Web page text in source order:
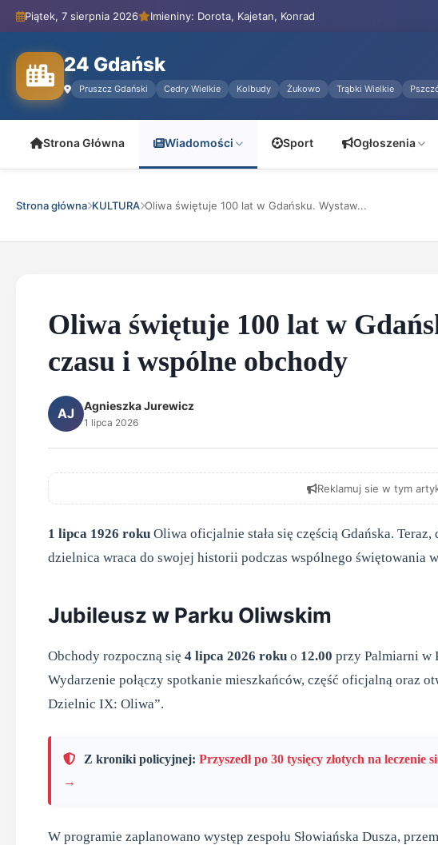
Piątek, 7 sierpnia 2026 Imieniny: Dorota, Kajetan, Konrad
24 Gdańsk
Pruszcz Gdański Cedry Wielkie Kolbudy Żukowo Trąbki Wielkie
Strona Główna Wiadomości Sport Ogłoszenia
Strona główna KULTURA Oliwa świętuje 100 lat w Gdańsku. Wystaw...
Oliwa świętuje 100 lat w
czasu i wspólne obchody
AJ Agnieszka Jurewicz
1 lipca 2026
Reklamuj sie w tym
1 lipca 1926 roku Oliwa oficjalnie stała się częścią Gdańska.
dzielnica wraca do swojej historii podczas wspólnego świętowania
Jubileusz w Parku Oliwskim
Obchody rozpoczną się 4 lipca 2026 roku o 12.00 przy Palmiarni w
Wydarzenie połączy spotkanie mieszkańców, część oficjalną oraz
Dzielnic IX: Oliwa”.
Z kroniki policyjnej: Przyszedł po 30 tysięcy złotych na
→
W programie zaplanowano występ zespołu Słowiańska Dusza,